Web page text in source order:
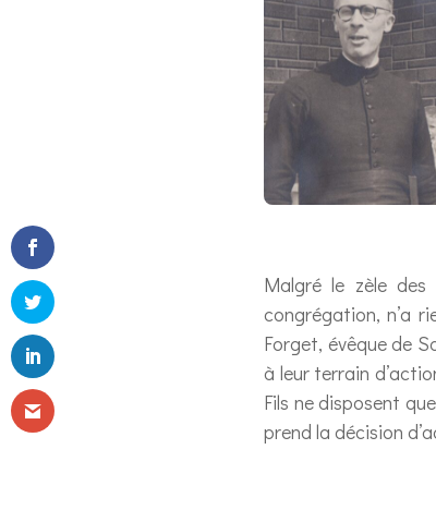
Malgré le zèle
congrégation, n’a
Forget, évêque de
à leur terrain
Fils ne disposent
prend la décision